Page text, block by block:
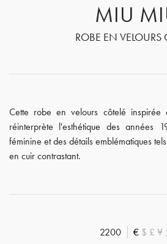
MIU
ROBE EN VELOURS
Cette robe en velours côtelé inspirée
réinterprète l'esthétique des années
féminine et des détails emblématiques
en cuir contrastant.
2200 € $ £ ¥